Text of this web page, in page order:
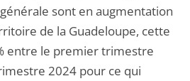
sont en augmentation
de la Guadeloupe, cette
entre le premier trimestre
2024 pour ce qui